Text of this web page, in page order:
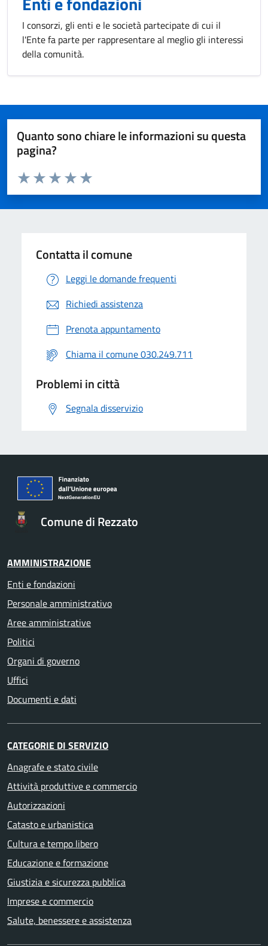
I consorzi, gli enti e le società partecipate di cui il
l'Ente fa parte per rappresentare al meglio gli interessi
della comunità.
Quanto sono chiare le informazioni su questa
pagina?
Valuta da 1 a 5 stelle la pagina
Valuta 5 stelle su 5
Valuta 4 stelle su 5
Valuta 3 stelle su 5
Valuta 2 stelle su 5
Valuta 1 stelle su 5
Contatta il comune
Leggi le domande frequenti
Richiedi assistenza
Prenota appuntamento
Chiama il comune 030.249.711
Problemi in città
Segnala disservizio
Comune di Rezzato
AMMINISTRAZIONE
Enti e fondazioni
Personale amministrativo
Aree amministrative
Politici
Organi di governo
Uffici
Documenti e dati
CATEGORIE DI SERVIZIO
Anagrafe e stato civile
Attività produttive e commercio
Autorizzazioni
Catasto e urbanistica
Cultura e tempo libero
Educazione e formazione
Giustizia e sicurezza pubblica
Imprese e commercio
Salute, benessere e assistenza